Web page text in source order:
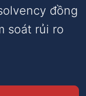
đồng
soát rủi ro